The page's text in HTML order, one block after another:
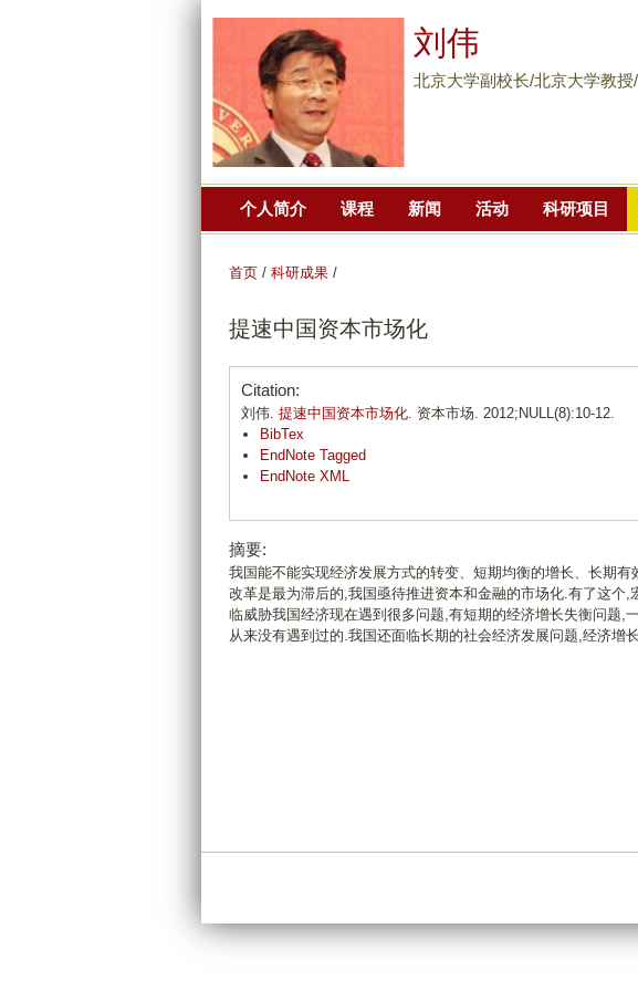
刘伟
北京大学副校长/北京大学教
个人简介 课程 新闻 活动 科研项目
首页 / 科研成果 /
提速中国资本市场化
Citation:
刘伟. 提速中国资本市场化. 资本市场. 2012;NULL(8):10-12.
BibTex
EndNote Tagged
EndNote XML
摘要:
我国能不能实现经济发展方式的转变、短期均衡的增长、长期
改革是最为滞后的,我国亟待推进资本和金融的市场化.有了这个
临威胁我国经济现在遇到很多问题,有短期的经济增长失衡问题,
从来没有遇到过的.我国还面临长期的社会经济发展问题,经济增